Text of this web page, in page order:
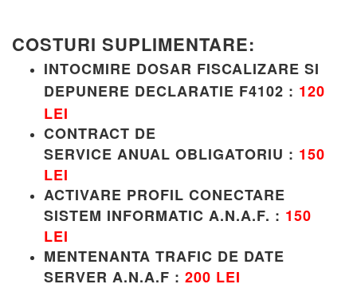
COSTURI SUPLIMENTARE:
INTOCMIRE DOSAR FISCALIZARE SI
DEPUNERE DECLARATIE F4102 : 120
LEI
CONTRACT DE
SERVICE ANUAL OBLIGATORIU : 150
LEI
ACTIVARE PROFIL CONECTARE
SISTEM INFORMATIC A.N.A.F. : 150
LEI
MENTENANTA TRAFIC DE DATE
SERVER A.N.A.F : 200 LEI